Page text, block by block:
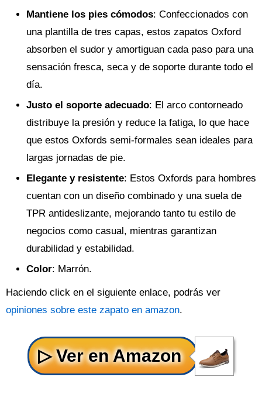
Mantiene los pies cómodos: Confeccionados con
una plantilla de tres capas, estos zapatos Oxford
absorben el sudor y amortiguan cada paso para una
sensación fresca, seca y de soporte durante todo el
día.
Justo el soporte adecuado: El arco contorneado
distribuye la presión y reduce la fatiga, lo que hace
que estos Oxfords semi-formales sean ideales para
largas jornadas de pie.
Elegante y resistente: Estos Oxfords para hombres
cuentan con un diseño combinado y una suela de
TPR antideslizante, mejorando tanto tu estilo de
negocios como casual, mientras garantizan
durabilidad y estabilidad.
Color: Marrón.
Haciendo click en el siguiente enlace, podrás ver
opiniones sobre este zapato en amazon.